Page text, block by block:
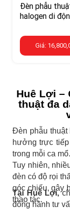
Đèn phẫu
halogen di
Giá:
Huê Lợi –
thuật đa
Đèn phẫu thuật
hưởng trực
trong mỗi ca mổ.
Tuy nhiên,
đèn có độ rọi
góc chiếu, gây
thao tác.
Tại Huê Lợi,
đồng hành tư